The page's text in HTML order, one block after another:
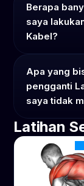
Berapa
saya
Kabel?
Apa yang
pengganti
saya tidak
Latihan